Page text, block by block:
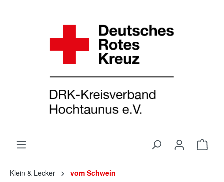
Klein & Lecker vom Schwein